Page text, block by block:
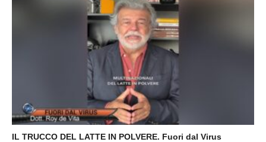
IL TRUCCO DEL LATTE IN POLVERE. Fuori dal Virus